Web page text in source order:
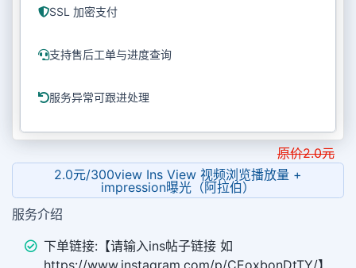
SSL 加密支付
支持售后工单与进度查询
服务异常可跟进处理
原价2.0元
2.0元/300view Ins View 视频浏览播放量 +
impression曝光（阿拉伯）
服务介绍
下单链接:【请输入ins帖子链接 如